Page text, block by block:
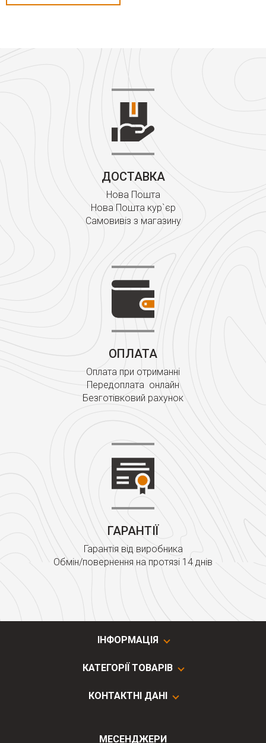
ДОСТАВКА
Нова Пошта
Нова Пошта кур`єр
Самовивіз з магазину
ОПЛАТА
Оплата при отриманні
Передоплата онлайн
Безготівковий рахунок
ГАРАНТІЇ
Гарантія від виробника
Обмін/повернення на протязі 14 днів
ІНФОРМАЦІЯ
КАТЕГОРІЇ ТОВАРІВ
КОНТАКТНІ ДАНІ
МЕСЕНДЖЕРИ